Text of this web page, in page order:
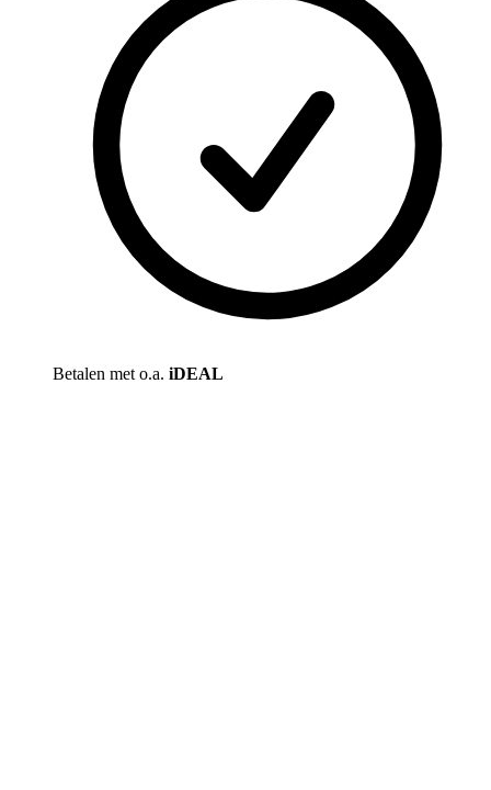
Betalen met o.a. iDEAL